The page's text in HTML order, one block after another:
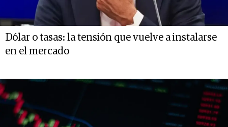
Dólar o tasas: la tensión que vuelve a instalarse
en el mercado